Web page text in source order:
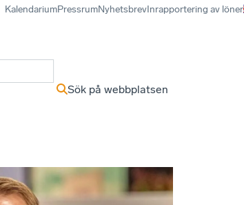
KalendariumPressrumNyhetsbrevInrapportering av löner
Sök på webbplatsen